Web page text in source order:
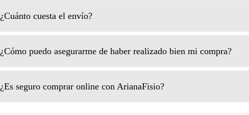
¿Cuánto cuesta el envío?
¿Cómo puedo asegurarme de haber realizado bien mi compra?
¿Es seguro comprar online con ArianaFisio?